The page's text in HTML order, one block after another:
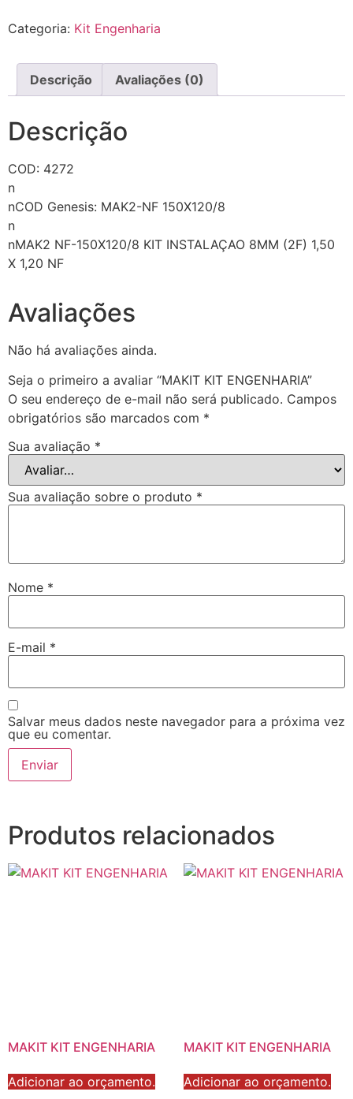
Categoria: Kit Engenharia
Descrição Avaliações (0)
Descrição
COD: 4272
n
nCOD Genesis: MAK2-NF 150X120/8
n
nMAK2 NF-150X120/8 KIT INSTALAÇAO 8MM (2F) 1,50
X 1,20 NF
Avaliações
Não há avaliações ainda.
Seja o primeiro a avaliar “MAKIT KIT ENGENHARIA”
O seu endereço de e-mail não será publicado. Campos
obrigatórios são marcados com *
Sua avaliação *
Sua avaliação sobre o produto *
Nome *
E-mail *
Salvar meus dados neste navegador para a próxima vez
que eu comentar.
Produtos relacionados
MAKIT KIT ENGENHARIA
Adicionar ao orçamento.
MAKIT KIT ENGENHARIA
Adicionar ao orçamento.